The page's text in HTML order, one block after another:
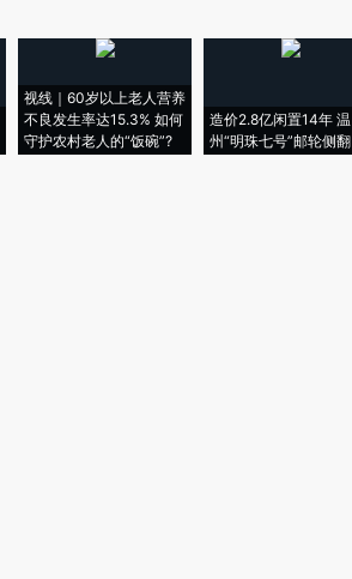
视线｜60岁以上老人营养
不良发生率达15.3% 如何
守护农村老人的“饭碗”?
造价2.8亿闲置14年 温
州“明珠七号”邮轮侧翻